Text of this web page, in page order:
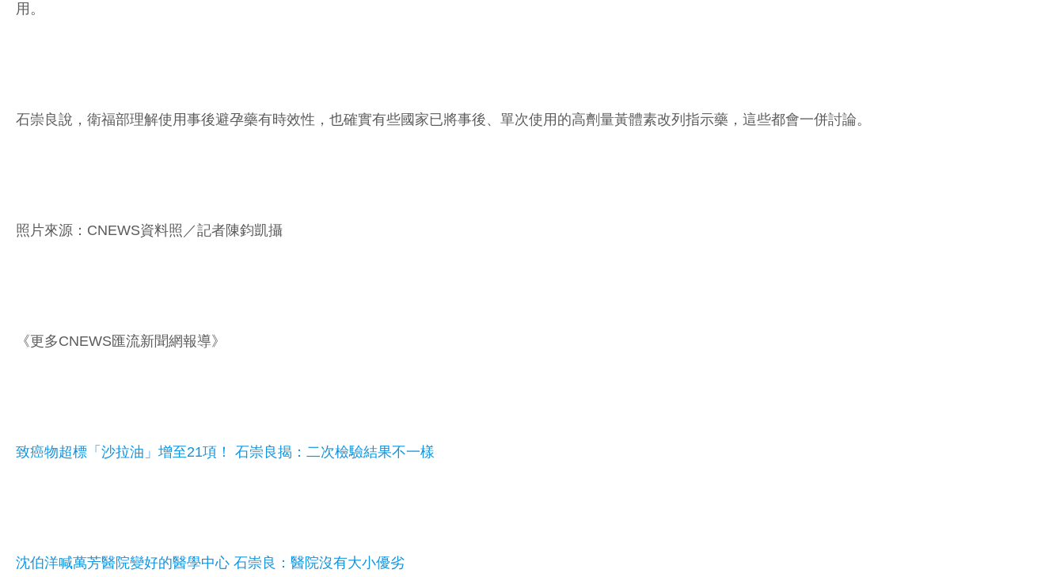
用。
石崇良說，衛福部理解使用事後避孕藥有時效性，也確實有些國家已將事後、單次使用的高劑量黃體素改列指示藥，這些都會一併討論。
照片來源：CNEWS資料照／記者陳鈞凱攝
《更多CNEWS匯流新聞網報導》
致癌物超標「沙拉油」增至21項！ 石崇良揭：二次檢驗結果不一樣
沈伯洋喊萬芳醫院變好的醫學中心 石崇良：醫院沒有大小優劣